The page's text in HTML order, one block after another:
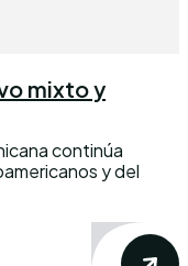
mixto y
continúa
y del